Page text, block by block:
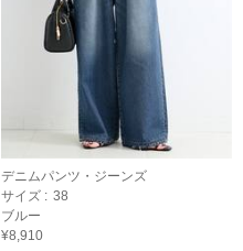
デニムパンツ・ジーンズ
サイズ : 38
ブルー
¥8,910